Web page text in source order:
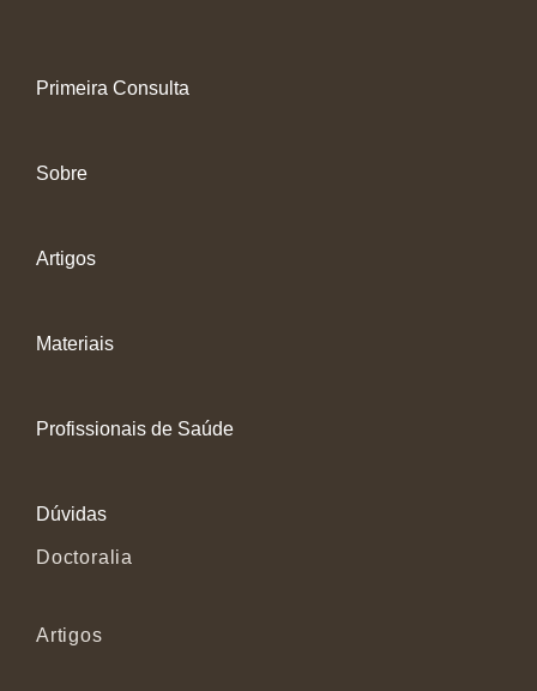
Primeira Consulta
Sobre
Artigos
Materiais
Profissionais de Saúde
Dúvidas
Doctoralia
Artigos